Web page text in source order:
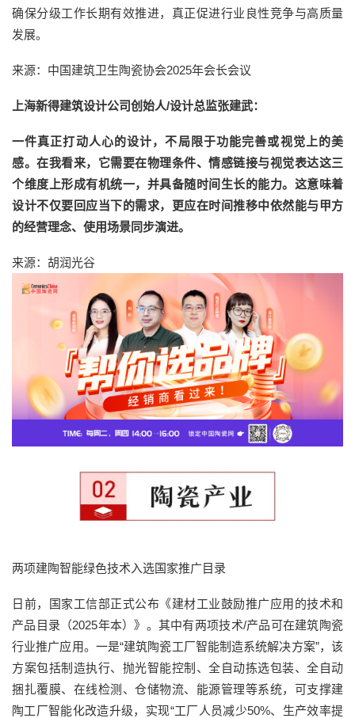
确保分级工作长期有效推进，真正促进行业良性竞争与高质量
发展。
来源：中国建筑卫生陶瓷协会2025年会长会议
上海新得建筑设计公司创始人/设计总监张建武：
一件真正打动人心的设计，不局限于功能完善或视觉上的美
感。在我看来，它需要在物理条件、情感链接与视觉表达这三
个维度上形成有机统一，并具备随时间生长的能力。这意味着
设计不仅要回应当下的需求，更应在时间推移中依然能与甲方
的经营理念、使用场景同步演进。
来源：胡润光谷
两项建陶智能绿色技术入选国家推广目录
日前，国家工信部正式公布《建材工业鼓励推广应用的技术和
产品目录（2025年本）》。其中有两项技术/产品可在建筑陶瓷
行业推广应用。一是“建筑陶瓷工厂智能制造系统解决方案”，该
方案包括制造执行、抛光智能控制、全自动拣选包装、全自动
捆扎覆膜、在线检测、仓储物流、能源管理等系统，可支撑建
陶工厂智能化改造升级，实现“工厂人员减少50%、生产效率提